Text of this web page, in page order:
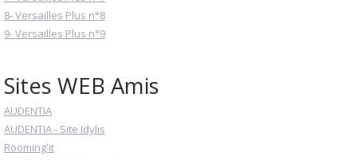
8- Versailles Plus n°8
9- Versailles Plus n°9
Sites WEB Amis
AUDENTIA
AUDENTIA - Site Idylis
Rooming'it